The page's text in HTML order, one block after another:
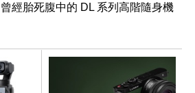
曾經胎死腹中的 DL 系列高階隨身機